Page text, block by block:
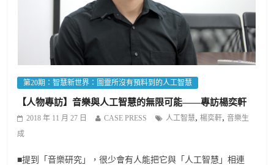
第20期：智慧新世界：圖靈所沒有預料到的人工智慧
【人物專訪】音樂與人工智慧的無限可能——專訪楊奕軒
2018 年 11 月 27 日 CASE PRESS 人工智慧,楊奕軒,音樂生
成
■提到「音樂研究」，很少會有人能把它與「人工智慧」相連